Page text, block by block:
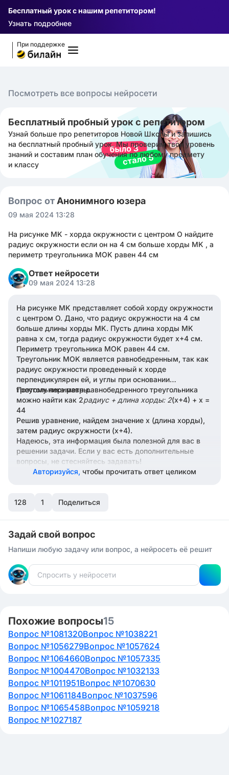
Бесплатный урок с нашим репетитором!
Узнать подробнее
При поддержке
Посмотреть все вопросы нейросети
Бесплатный пробный урок с репетитором
Узнай больше про репетиторов Новой Школы и запишись
на бесплатный пробный урок. Мы проверим твой уровень
знаний и составим план обучения по любому предмету
и классу
Вопрос от Анонимного юзера
09 мая 2024 13:28
На рисунке MK - хорда окружности с центром O найдите
радиус окружности если он на 4 см больше хорды MK , а
периметр треугольника MOK равен 44 см
Ответ нейросети
09 мая 2024 13:28
На рисунке MK представляет собой хорду окружности
с центром O. Дано, что радиус окружности на 4 см
больше длины хорды MK. Пусть длина хорды MK
равна х см, тогда радиус окружности будет х+4 см.
Периметр треугольника MOK равен 44 см.
Треугольник MOK является равнобедренным, так как
радиус окружности проведенный к хорде
перпендикулярен ей, и углы при основании
треугольника равны.
Поэтому периметр равнобедренного треугольника
можно найти как 2радиус + длина хорды: 2(х+4) + х =
44
Решив уравнение, найдем значение х (длина хорды),
затем радиус окружности (х+4).
Надеюсь, эта информация была полезной для вас в
решении задачи. Если у вас есть дополнительные
вопросы, не стесняйтесь задавать!
Авторизуйся, чтобы прочитать ответ целиком
128 1 Поделиться
Задай свой вопрос
Напиши любую задачу или вопрос, а нейросеть её решит
Похожие вопросы15
Вопрос №1081320Вопрос №1038221
Вопрос №1056279Вопрос №1057624
Вопрос №1064660Вопрос №1057335
Вопрос №1004470Вопрос №1032133
Вопрос №1011951Вопрос №1070630
Вопрос №1061184Вопрос №1037596
Вопрос №1065458Вопрос №1059218
Вопрос №1027187